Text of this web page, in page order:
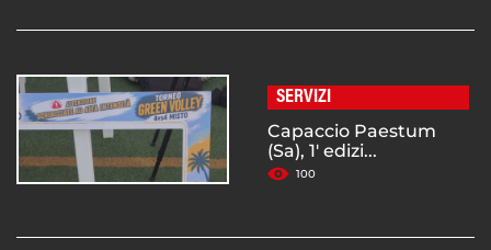
SERVIZI
Capaccio Paestum
(Sa), 1' edizi...
100